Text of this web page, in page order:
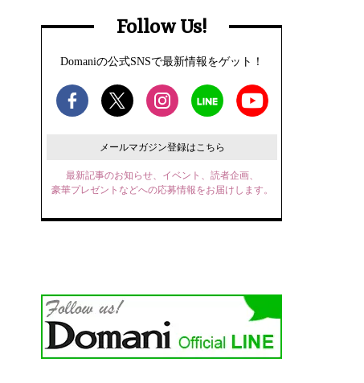
Follow Us!
Domaniの公式SNSで最新情報をゲット！
メールマガジン登録はこちら
最新記事のお知らせ、イベント、読者企画、
豪華プレゼントなどへの応募情報をお届けします。